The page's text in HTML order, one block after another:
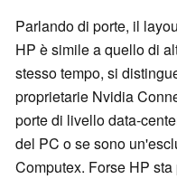
Parlando di porte, il
HP è simile a quello di
stesso tempo, si
proprietarie Nvidia
porte di livello data-
del PC o se sono
Computex. Forse HP